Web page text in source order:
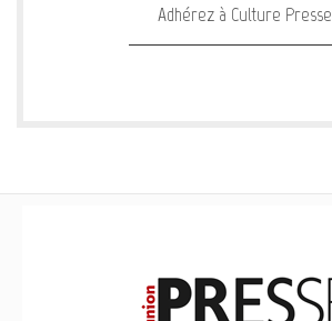
Adhérez à Culture Presse